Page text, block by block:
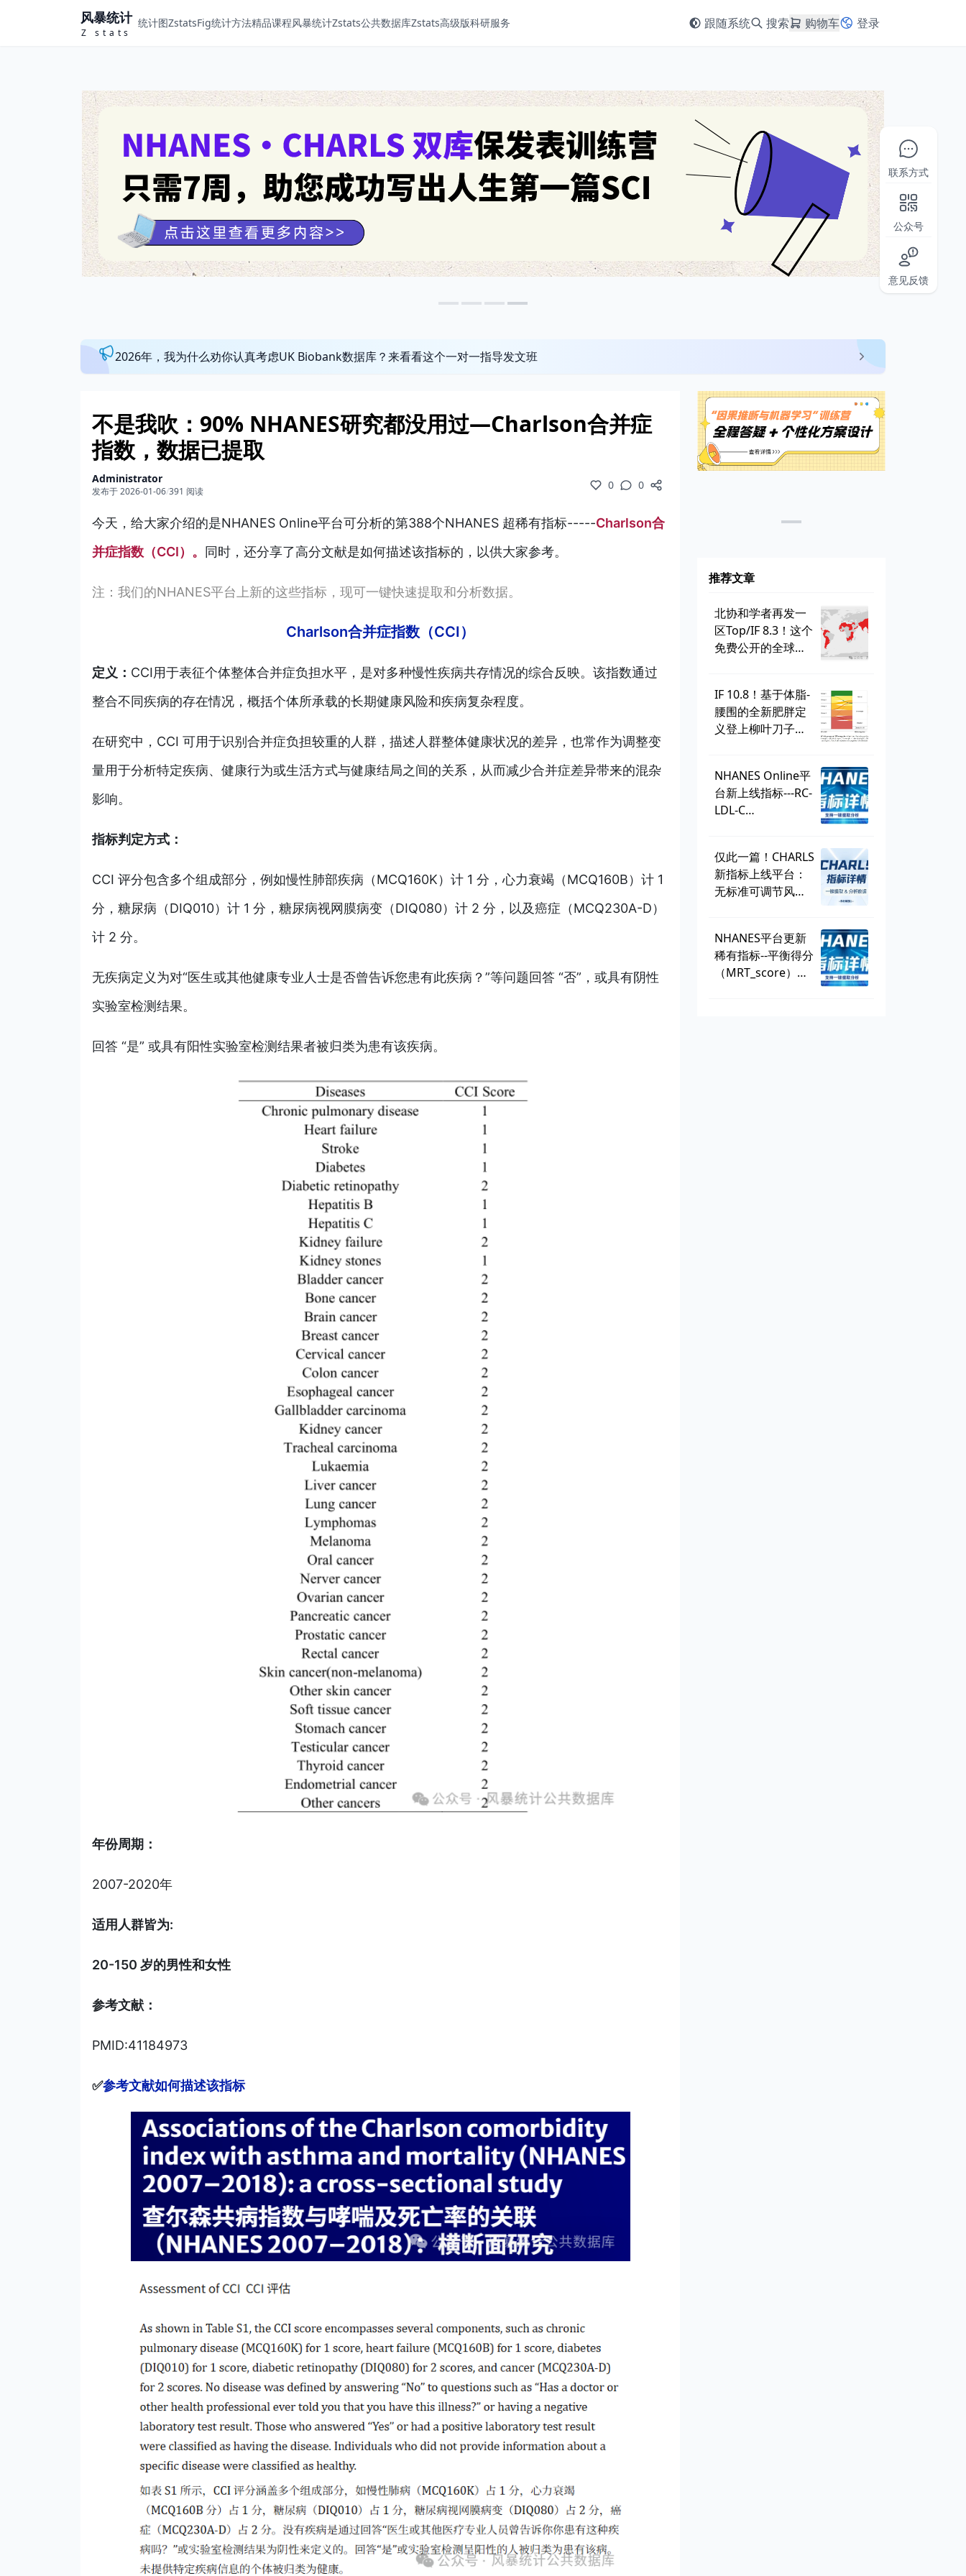
风暴统计
Z stats
统计图ZstatsFig统计方法精品课程风暴统计Zstats公共数据库Zstats高级版科研服务 跟随系统 搜索 购物车 登录
联系方式
公众号
意见反馈
2026年，我为什么劝你认真考虑UK Biobank数据库？来看看这个一对一指导发文班
不是我吹：90% NHANES研究都没用过—Charlson合并症
指数，数据已提取
Administrator
发布于 2026-01-06/391 阅读 0 0
今天，给大家介绍的是NHANES Online平台可分析的第388个NHANES 超稀有指标-----Charlson合
并症指数（CCI）。
同时，还分享了高分文献是如何描述该指标的，以供大家参考。
注：我们的NHANES平台上新的这些指标，现可一键快速提取和分析数据。
Charlson合并症指数（CCI）
定义： CCI用于表征个体整体合并症负担水平，是对多种慢性疾病共存情况的综合反映。该指数通过
整合不同疾病的存在情况，概括个体所承载的长期健康风险和疾病复杂程度。
在研究中，CCI 可用于识别合并症负担较重的人群，描述人群整体健康状况的差异，也常作为调整变
量用于分析特定疾病、健康行为或生活方式与健康结局之间的关系，从而减少合并症差异带来的混杂
影响。
指标判定方式：
CCI 评分包含多个组成部分，例如慢性肺部疾病（MCQ160K）计 1 分，心力衰竭（MCQ160B）计 1
分，糖尿病（DIQ010）计 1 分，糖尿病视网膜病变（DIQ080）计 2 分，以及癌症（MCQ230A-D）
计 2 分。
无疾病定义为对“医生或其他健康专业人士是否曾告诉您患有此疾病？”等问题回答 “否”，或具有阴性
实验室检测结果。
回答 “是” 或具有阳性实验室检测结果者被归类为患有该疾病。
年份周期：
2007-2020年
适用人群皆为:
20-150 岁的男性和女性
参考文献：
PMID:41184973
✅参考文献如何描述该指标
推荐文章
北协和学者再发一
区Top/IF 8.3！这个
免费公开的全球学
IF 10.8！基于体脂-
腰围的全新肥胖定
义登上柳叶刀子
总
NHANES Online平
台新上线指标---RC-
LDL-C
仅此一篇！CHARLS
新指标上线平台：
无标准可调节风险
NHANES平台更新
稀有指标--平衡得分
（MRT_score），